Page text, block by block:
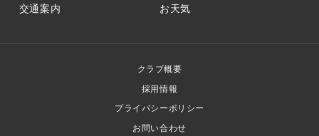
交通案内
お天気
クラブ概要
採用情報
プライバシーポリシー
お問い合わせ